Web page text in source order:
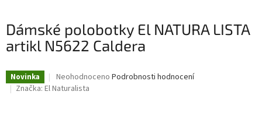
Dámské polobotky El NATURA LISTA
artikl N5622 Caldera
Novinka
Průměrné
hodnocení
Neohodnoceno Podrobnosti hodnocení
Značka: El Naturalista